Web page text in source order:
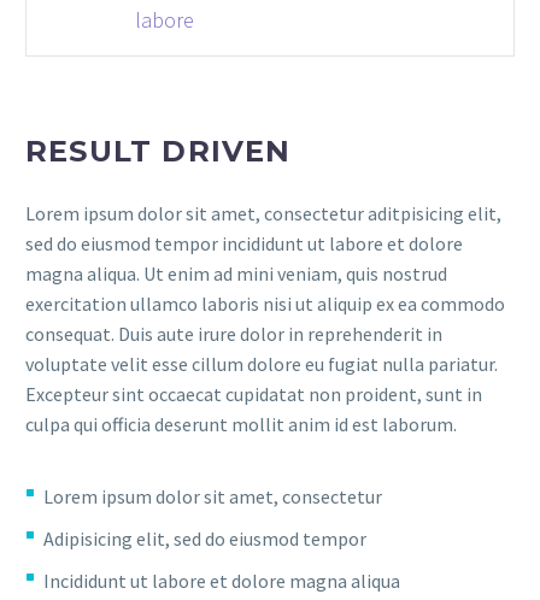
labore
RESULT DRIVEN
Lorem ipsum dolor sit amet, consectetur aditpisicing elit,
sed do eiusmod tempor incididunt ut labore et dolore
magna aliqua. Ut enim ad mini veniam, quis nostrud
exercitation ullamco laboris nisi ut aliquip ex ea commodo
consequat. Duis aute irure dolor in reprehenderit in
voluptate velit esse cillum dolore eu fugiat nulla pariatur.
Excepteur sint occaecat cupidatat non proident, sunt in
culpa qui officia deserunt mollit anim id est laborum.
Lorem ipsum dolor sit amet, consectetur
Adipisicing elit, sed do eiusmod tempor
Incididunt ut labore et dolore magna aliqua